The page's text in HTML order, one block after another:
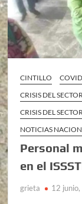
CINTILLO
CRISIS DEL
CRISIS DEL
NOTICIAS
Personal
en el
grieta 12